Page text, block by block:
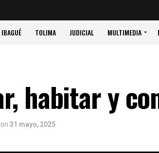
IBAGUÉ TOLIMA JUDICIAL MULTIMEDIA
habitar y
on 31 mayo, 2025